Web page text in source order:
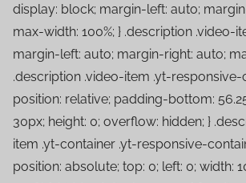
display: block; margin-left: auto;
max-width: 100%; } .description .video-
margin-left: auto; margin-right: auto;
.description .video-item .yt-responsive-
position: relative; padding-bottom:
30px; height: 0; overflow: hidden; }
item .yt-container .yt-responsive-
position: absolute; top: 0; left: 0; width: